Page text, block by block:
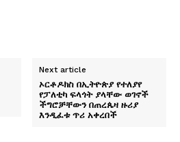
Next article
ኦርቶዶክስ በኢትዮጵያ የተለያየ
የፓለቲካ ፍላጎት ያላቸው ወገኖች
ችግሮቻቸውን በጠረጴዛ ዙሪያ
እንዲፈቱ ጥሪ አቀረበች